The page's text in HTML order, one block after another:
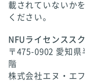
載されていないか
ください。
NFUライセンスス
〒475-0902 愛知
階
株式会社エヌ・エ